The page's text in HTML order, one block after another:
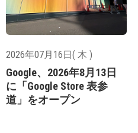
2026年07月16日( 木 )
Google、2026年8月13日
に「Google Store 表参
道」をオープン